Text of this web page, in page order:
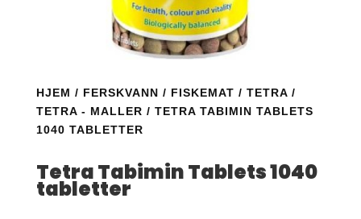
HJEM / FERSKVANN / FISKEMAT / TETRA/
TETRA - MALLER / TETRA TABIMIN TABLETS
1040 TABLETTER
Tetra Tabimin Tablets 1040
tabletter